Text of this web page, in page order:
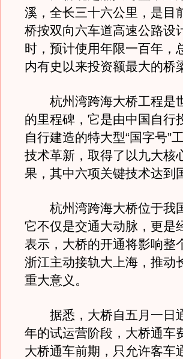
溪，全长三十六公里，是目
桥按双向六车道高速公路设
时，预计使用年限一百年，
内有史以来投资额最大的桥
杭州湾跨海大桥工程是
的里程碑，它是由中国自行
自行建造的特大型“国字号”
技术革新，取得了以九大核
果，其中六项关键技术达到
杭州湾跨海大桥位于我
它不仅是交通大动脉，更是
表示，大桥的开通将影响整
浙江主动接轨大上海，推动
重大意义。
据悉，大桥自五月一日
年的试运营阶段，大桥通车
大桥通车前期，只允许客车